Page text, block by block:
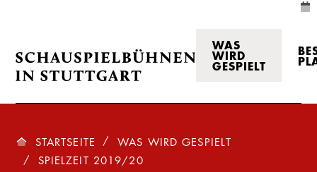
WAS
WIRD
GESPIELT
STARTSEITE
WAS WIRD GESPIELT
SPIELZEIT 2019/20